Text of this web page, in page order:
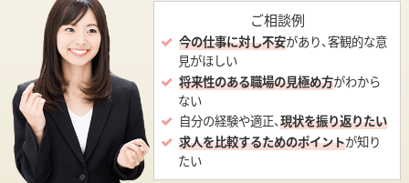
ご相談例
今の仕事に対し不安があり、客観的な意
見がほしい
将来性のある職場の見極め方がわから
ない
自分の経験や適正、現状を振り返りたい
求人を比較するためのポイントが知り
たい